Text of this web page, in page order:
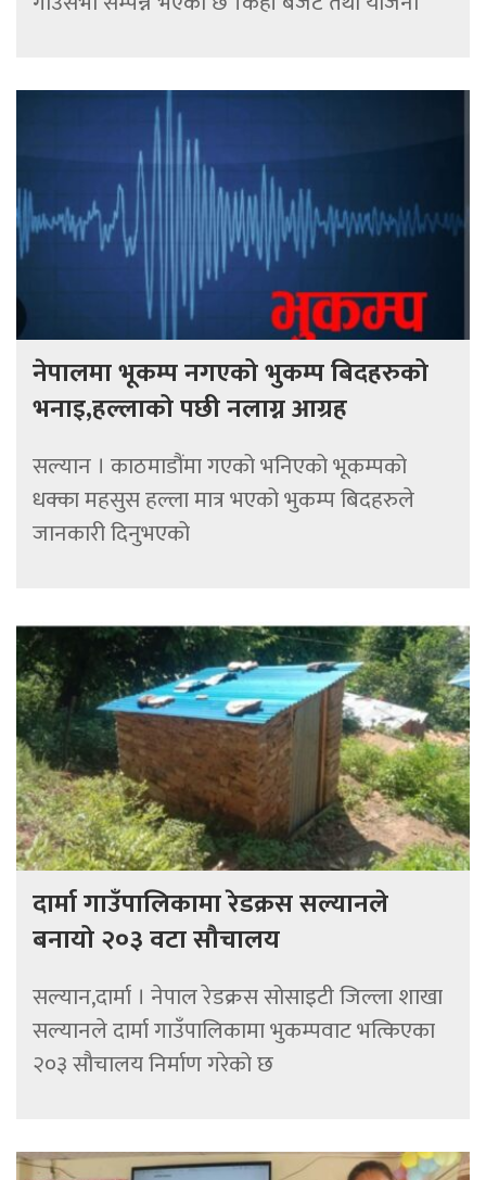
नेपालमा भूकम्प नगएको भुकम्प बिदहरुको
भनाइ,हल्लाको पछी नलाग्न आग्रह
सल्यान । काठमाडौंमा गएको भनिएको भूकम्पको
धक्का महसुस हल्ला मात्र भएको भुकम्प बिदहरुले
जानकारी दिनुभएको
दार्मा गाउँपालिकामा रेडक्रस सल्यानले
बनायो २०३ वटा सौचालय
सल्यान,दार्मा । नेपाल रेडक्रस सोसाइटी जिल्ला शाखा
सल्यानले दार्मा गाउँपालिकामा भुकम्पवाट भत्किएका
२०३ सौचालय निर्माण गरेको छ